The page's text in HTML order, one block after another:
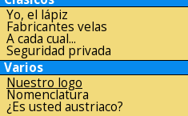
Yo, el lápiz
Fabricantes velas
A cada cual...
Seguridad privada
Varios
Nuestro logo
Nomenclatura
¿Es usted austriaco?